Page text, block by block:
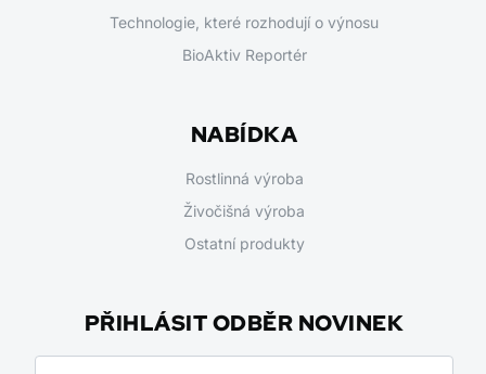
Technologie, které rozhodují o výnosu
BioAktiv Reportér
NABÍDKA
Rostlinná výroba
Živočišná výroba
Ostatní produkty
PŘIHLÁSIT ODBĚR NOVINEK